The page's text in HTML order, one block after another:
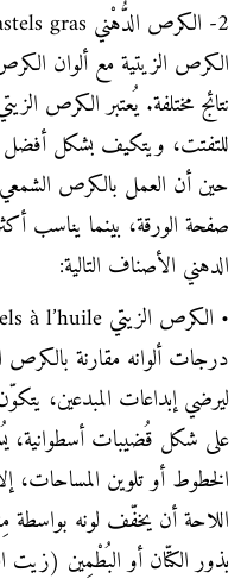
الكرص الزيتية مع ألوان
نتائج مختلفة. يُعتبر الكرص
للتفتت، ويتكيف بشكل أفضل
حين أن العمل بالكرص
صفحة الورقة، بينما يناسب
الدهني الأصناف التالية:
درجات ألوانه مقارنة
ليرضي إبداعات المبدعين،
على شكل قُضيبات أسطوانية،
الخطوط أو تلوين المساحات،
اللاحة أن يخفّف لونه
بذور الكتّان أو البُطْمِين (زيت